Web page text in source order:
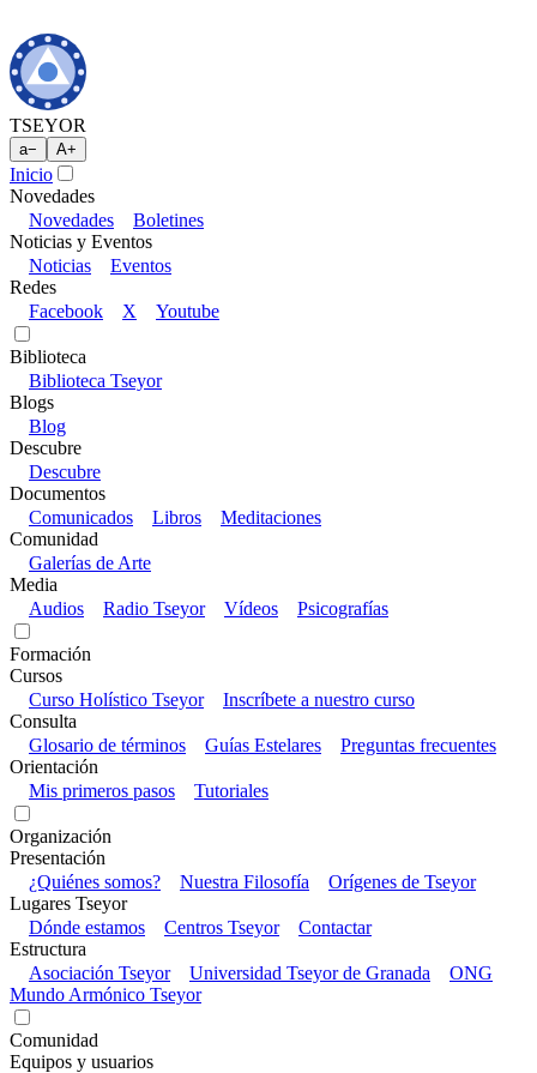
TSEYOR
a− A+
Inicio
Novedades
Novedades
Boletines
Noticias y Eventos
Noticias
Eventos
Redes
Facebook
X Youtube
Biblioteca
Biblioteca Tseyor
Blogs
Blog
Descubre
Descubre
Documentos
Comunicados
Libros
Meditaciones
Comunidad
Galerías de Arte
Media
Audios
Radio Tseyor Vídeos Psicografías
Formación
Cursos
Curso Holístico Tseyor
Inscríbete a nuestro curso
Consulta
Glosario de términos
Guías Estelares
Preguntas frecuentes
Orientación
Mis primeros pasos
Tutoriales
Organización
Presentación
¿Quiénes somos?
Nuestra Filosofía
Orígenes de Tseyor
Lugares Tseyor
Dónde estamos
Centros Tseyor
Contactar
Estructura
Asociación Tseyor
Universidad Tseyor de Granada
ONG
Mundo Armónico Tseyor
Comunidad
Equipos y usuarios